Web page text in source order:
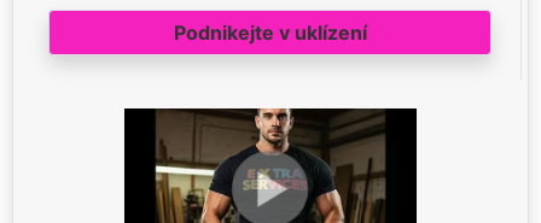
Podnikejte v uklízení